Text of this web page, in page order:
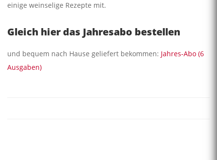
einige weinselige Rezepte mit.
Gleich hier das Jahresabo bestellen
und bequem nach Hause geliefert bekommen: Jahres-Abo (6
Ausgaben)